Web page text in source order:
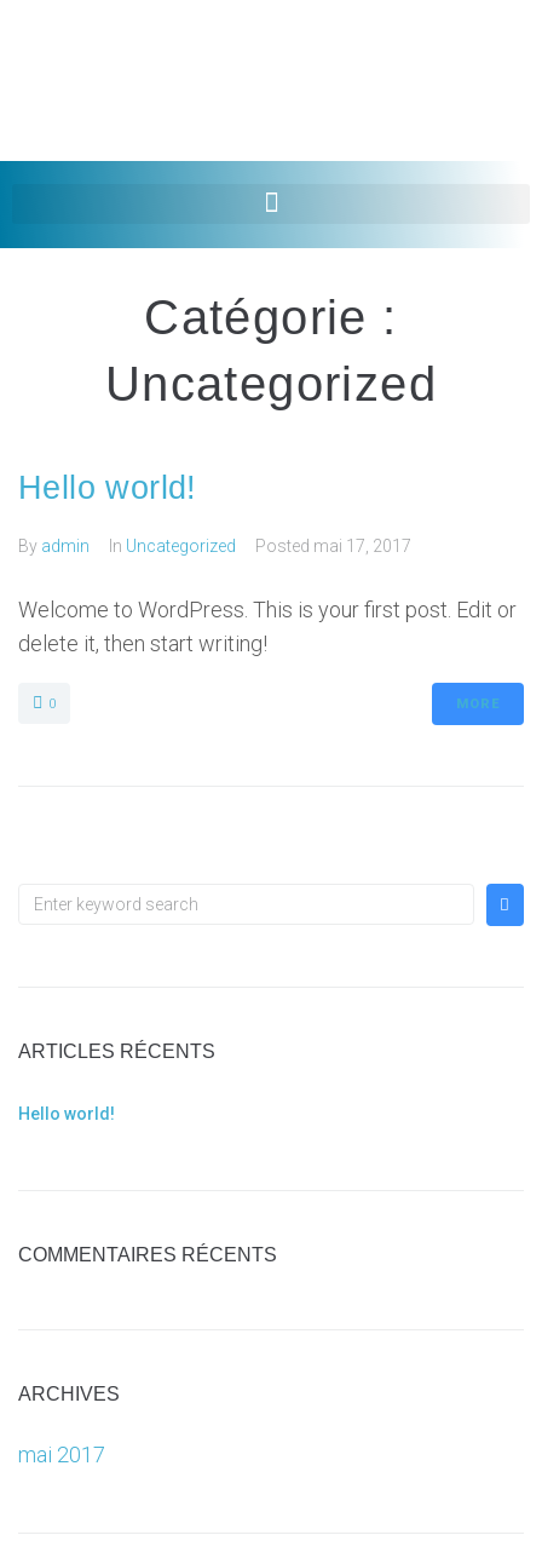
Catégorie :
Uncategorized
Hello world!
By admin In Uncategorized Posted mai 17, 2017
Welcome to WordPress. This is your first post. Edit or
delete it, then start writing!
0 MORE
ARTICLES RÉCENTS
Hello world!
COMMENTAIRES RÉCENTS
ARCHIVES
mai 2017